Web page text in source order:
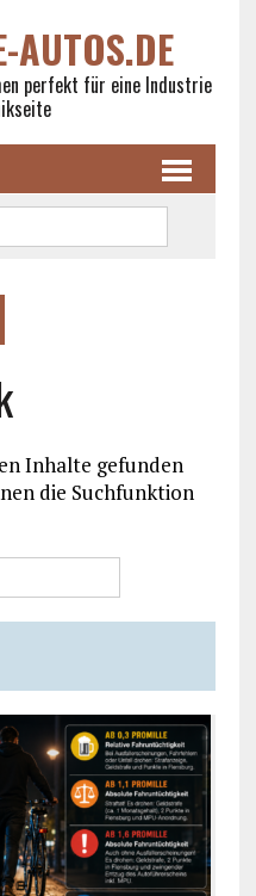
AUTOS.DE
perfekt für eine Industrie
Inhalte gefunden
die Suchfunktion